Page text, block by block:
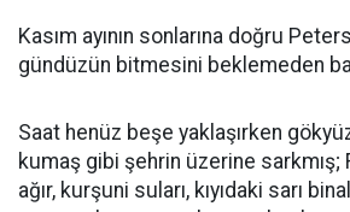
Kasım ayının sonlarına doğru
gündüzün bitmesini beklemeden
Saat henüz beşe yaklaşırken
kumaş gibi şehrin üzerine sarkmış;
ağır, kurşuni suları, kıyıdaki sarı